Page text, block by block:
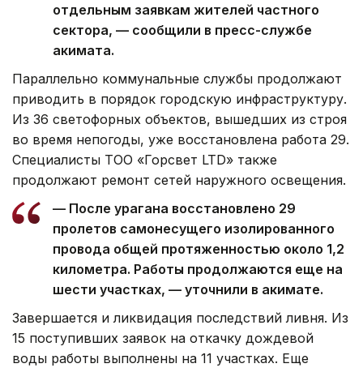
отдельным заявкам жителей частного
сектора, — сообщили в пресс-службе
акимата.
Параллельно коммунальные службы продолжают
приводить в порядок городскую инфраструктуру.
Из 36 светофорных объектов, вышедших из строя
во время непогоды, уже восстановлена работа 29.
Специалисты ТОО «Горсвет LTD» также
продолжают ремонт сетей наружного освещения.
— После урагана восстановлено 29
пролетов самонесущего изолированного
провода общей протяженностью около 1,2
километра. Работы продолжаются еще на
шести участках, — уточнили в акимате.
Завершается и ликвидация последствий ливня. Из
15 поступивших заявок на откачку дождевой
воды работы выполнены на 11 участках. Еще